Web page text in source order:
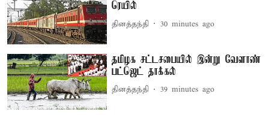
ரெயில்
தினத்தந்தி 30 minutes ago
தமிழக சட்டசபையில் இன்று வேளாண்
பட்ஜெட் தாக்கல்
தினத்தந்தி 39 minutes ago